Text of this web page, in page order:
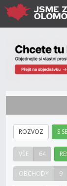
ROZVOZ S
VŠE 64
OBCHODY 9